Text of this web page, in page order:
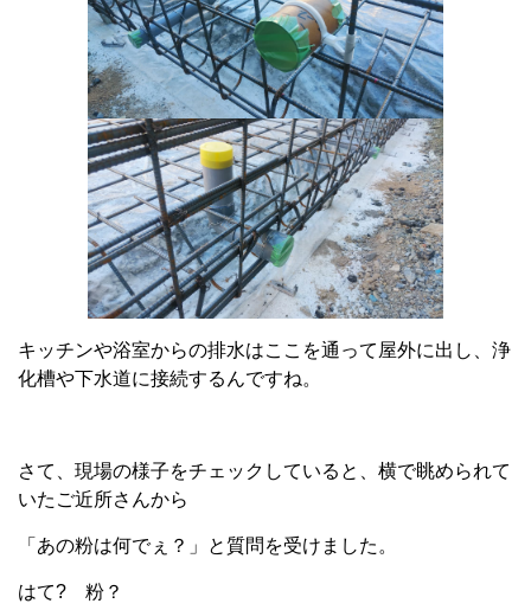
キッチンや浴室からの排水はここを通って屋外に出し、浄
化槽や下水道に接続するんですね。
さて、現場の様子をチェックしていると、横で眺められて
いたご近所さんから
「あの粉は何でぇ？」と質問を受けました。
はて? 粉？